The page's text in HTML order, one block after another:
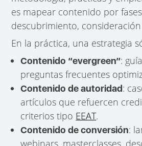
es mapear contenido por
descubrimiento,
En la práctica, una estrategia
Contenido “evergreen”:
preguntas frecuentes
Contenido de autoridad:
artículos que refuercen
criterios tipo EEAT.
Contenido de conversión:
webinars, masterclasses,